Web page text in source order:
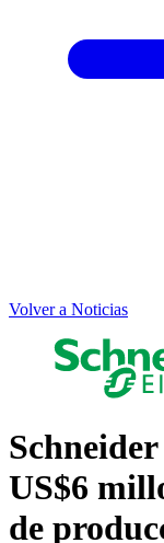
Volver a Noticias
US$6
de